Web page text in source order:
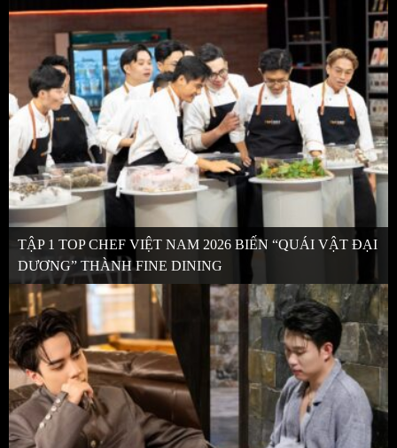
TẬP 1 TOP CHEF VIỆT NAM 2026 BIẾN “QUÁI VẬT ĐẠI
DƯƠNG” THÀNH FINE DINING